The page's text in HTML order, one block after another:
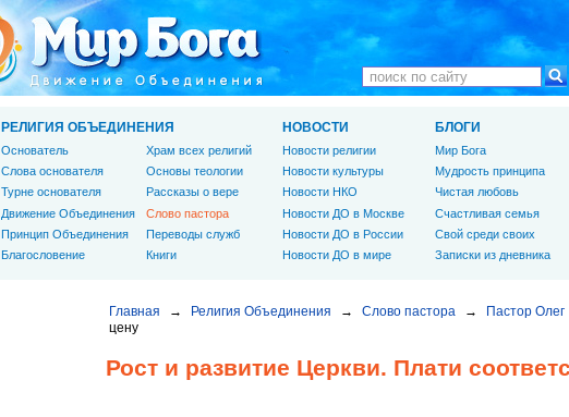
Главная → Религия Объединения → Слово пастора → Пастор Олег
цену
Рост и развитие Церкви. Плати
РЕЛИГИЯ ОБЪЕДИНЕНИЯ
Основатель
Слова основателя
Турне основателя
Движение Объединения
Принцип Объединения
Благословение
Храм всех религий
Основы теологии
Рассказы о вере
Слово пастора
Переводы служб
Книги
НОВОСТИ
Новости религии
Новости культуры
Новости НКО
Новости ДО в Москве
Новости ДО в России
Новости ДО в мире
БЛОГИ
Мир Бога
Мудрость принципа
Чистая любовь
Счастливая семья
Свой среди своих
Записки из дневника